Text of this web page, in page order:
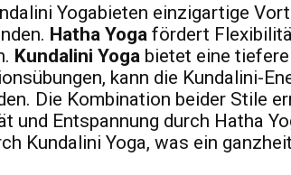
Yogabieten einzigartige
Hatha Yoga fördert
Kundalini Yoga bietet eine
kann die Kundalini-
Die Kombination beider Stile
und Entspannung durch Hatha
Kundalini Yoga, was ein